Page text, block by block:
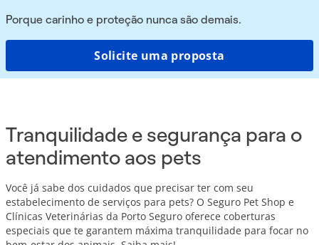
Porque carinho e proteção nunca são demais.
Solicite uma proposta
Tranquilidade e segurança para o
atendimento aos pets
Você já sabe dos cuidados que precisar ter com seu
estabelecimento de serviços para pets? O Seguro Pet Shop e
Clínicas Veterinárias da Porto Seguro oferece coberturas
especiais que te garantem máxima tranquilidade para focar no